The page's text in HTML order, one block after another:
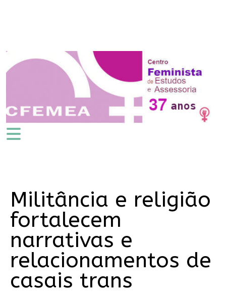
Militância e religião
fortalecem
narrativas e
relacionamentos de
casais trans